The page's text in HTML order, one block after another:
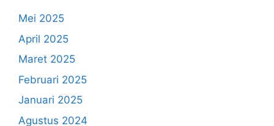
Mei 2025
April 2025
Maret 2025
Februari 2025
Januari 2025
Agustus 2024